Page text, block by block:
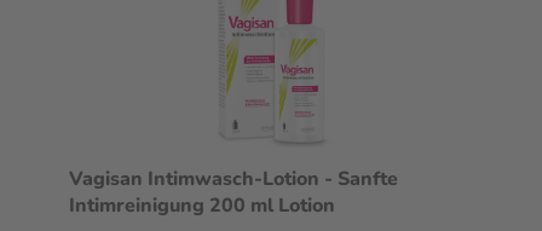
Vagisan Intimwasch-Lotion - Sanfte
Intimreinigung 200 ml Lotion